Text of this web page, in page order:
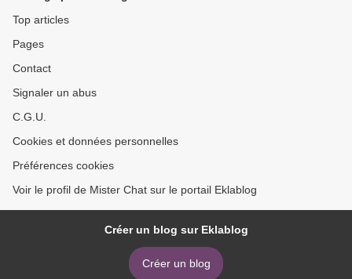
Top articles
Pages
Contact
Signaler un abus
C.G.U.
Cookies et données personnelles
Préférences cookies
Voir le profil de Mister Chat sur le portail Eklablog
Créer un blog sur Eklablog
Créer un blog